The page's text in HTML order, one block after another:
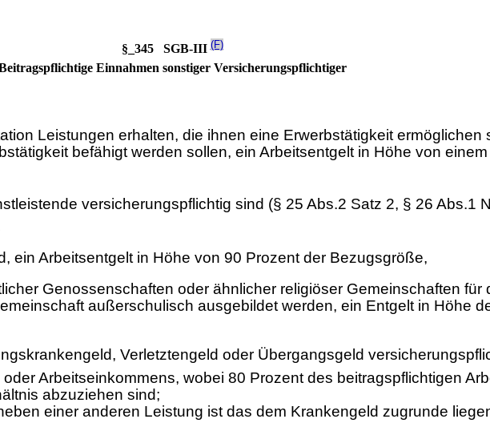
§_345 SGB-III(F)
Einnahmen sonstiger Versicherungspflichtiger
Leistungen erhalten, die ihnen eine Erwerbstätigkeit ermöglichen
befähigt werden sollen, ein Arbeitsentgelt in Höhe von
versicherungspflichtig sind (§ 25 Abs.2 Satz 2, § 26 Abs.1
ein Arbeitsentgelt in Höhe von 90 Prozent der Bezugsgröße,
Genossenschaften oder ähnlicher religiöser Gemeinschaften für
außerschulisch ausgebildet werden, ein Entgelt in Höhe
Verletztengeld oder Übergangsgeld
Arbeitseinkommens, wobei 80 Prozent des beitragspflichtigen
abzuziehen sind;
einer anderen Leistung ist das dem Krankengeld zugrunde